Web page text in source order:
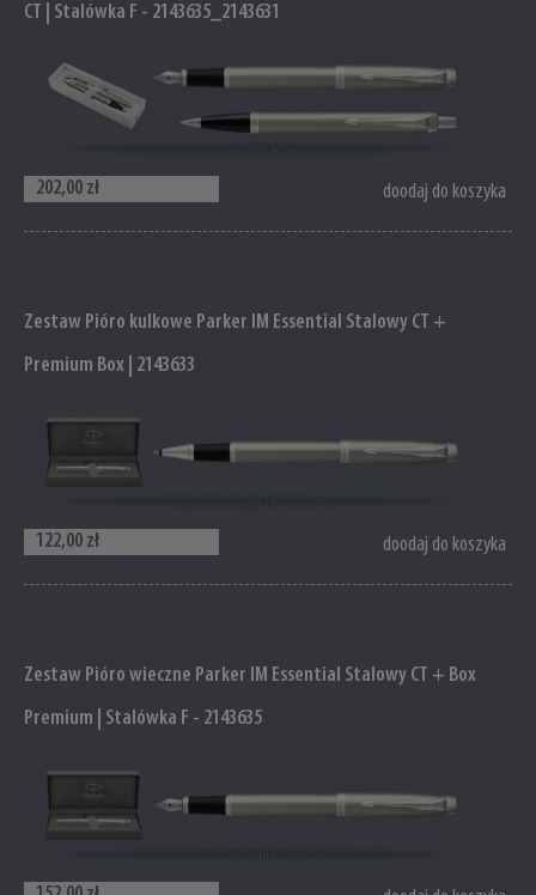
CT | Stalówka F - 2143635_2143631
202,00 zł doodaj do koszyka
Zestaw Pióro kulkowe Parker IM Essential Stalowy CT +
Premium Box | 2143633
122,00 zł doodaj do koszyka
Zestaw Pióro wieczne Parker IM Essential Stalowy CT + Box
Premium | Stalówka F - 2143635